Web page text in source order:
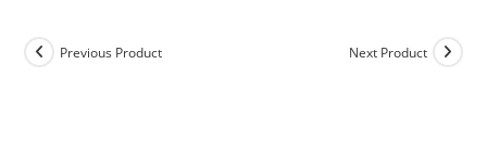
Previous Product Next Product